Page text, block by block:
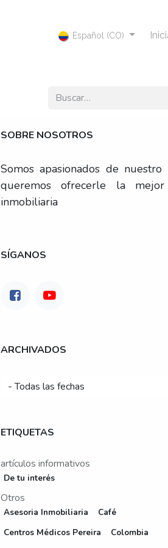
Español (CO)
SOBRE NOSOTROS
Somos apasionados de
queremos ofrecerle la mejor
inmobiliaria
SÍGANOS
ARCHIVADOS
ETIQUETAS
artículos informativos
De tu interés
Otros
Asesoria Inmobiliaria
Café
Centros Médicos Pereira
Colombia